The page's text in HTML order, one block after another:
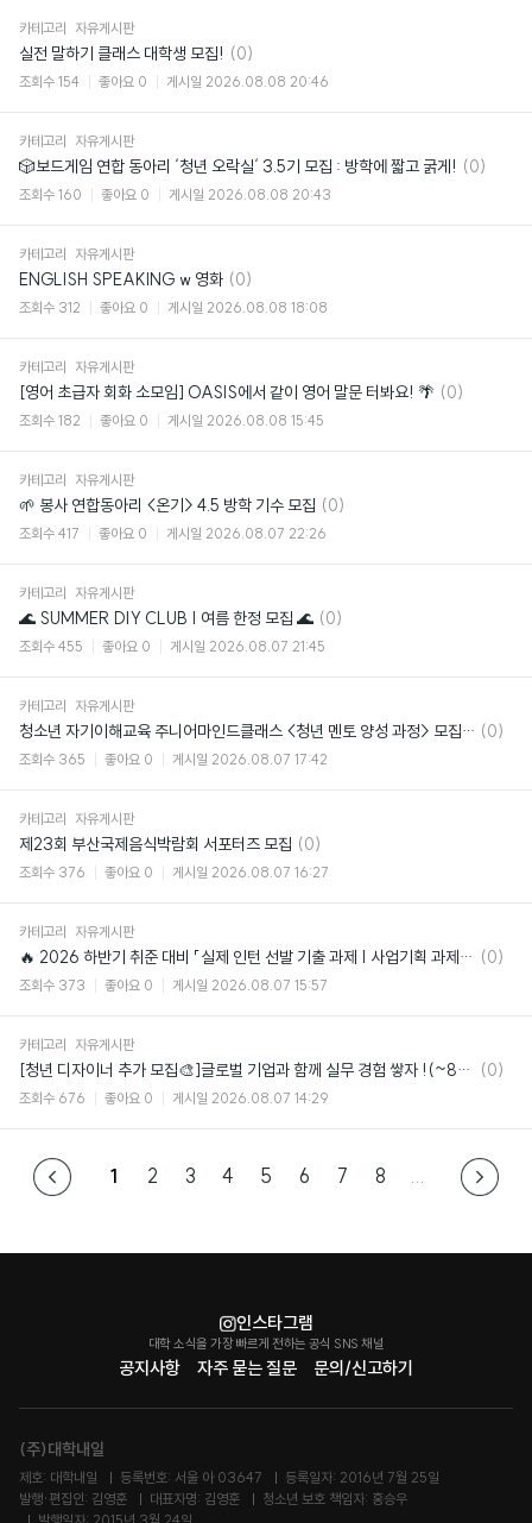
카테고리 자유게시판
실전 말하기 클래스 대학생 모집! 댓
글
(0)
조회수 154 좋아요 0 게시일 2026.08.08 20:46
카테고리 자유게시판
🎲보드게임 연합 동아리 ‘청년 오락실‘ 3.5기 모집 : 방학에 짧고 굵게! 댓
(0)
조회수 160 좋아요 0 게시일 2026.08.08 20:43
카테고리 자유게시판
ENGLISH SPEAKING w 영화 댓
글
(0)
조회수 312 좋아요 0 게시일 2026.08.08 18:08
카테고리 자유게시판
[영어 초급자 회화 소모임] OASIS에서 같이 영어 말문 터봐요! 🌴 댓
(0)
조회수 182 좋아요 0 게시일 2026.08.08 15:45
카테고리 자유게시판
🌱 봉사 연합동아리 <온기> 4.5 방학 기수 모집 댓
글
(0)
조회수 417 좋아요 0 게시일 2026.08.07 22:26
카테고리 자유게시판
🌊 SUMMER DIY CLUB | 여름 한정 모집 🌊 댓
글
(0)
조회수 455 좋아요 0 게시일 2026.08.07 21:45
카테고리 자유게시판
청소년 자기이해교육 주니어마인드클래스 <청년 멘토 양성 과정> 모집 (~8/19) 댓
(0)
조회수 365 좋아요 0 게시일 2026.08.07 17:42
카테고리 자유게시판
제23회 부산국제음식박람회 서포터즈 모집 댓
글
(0)
조회수 376 좋아요 0 게시일 2026.08.07 16:27
카테고리 자유게시판
🔥 2026 하반기 취준 대비 「실제 인턴 선발 기출 과제 | 사업기획 과제 모의고사 댓
(0)
조회수 373 좋아요 0 게시일 2026.08.07 15:57
카테고리 자유게시판
[청년 디자이너 추가 모집🎨]글로벌 기업과 함께 실무 경험 쌓자 !(~8/14 마감)
댓
(0)
조회수 676 좋아요 0 게시일 2026.08.07 14:29
1 2 3 4 5 6 7 8 ...
공지사항 자주 묻는 질문 문의/신고하기
인스타그램
대학 소식을 가장 빠르게 전하는 공식 SNS 채널
(주)대학내일
제호: 대학내일 등록번호: 서울 아 03647
등록일자: 2016년 7월 25일
발행·편집인: 김영훈
대표자명: 김영훈
청소년 보호 책임자: 홍승우